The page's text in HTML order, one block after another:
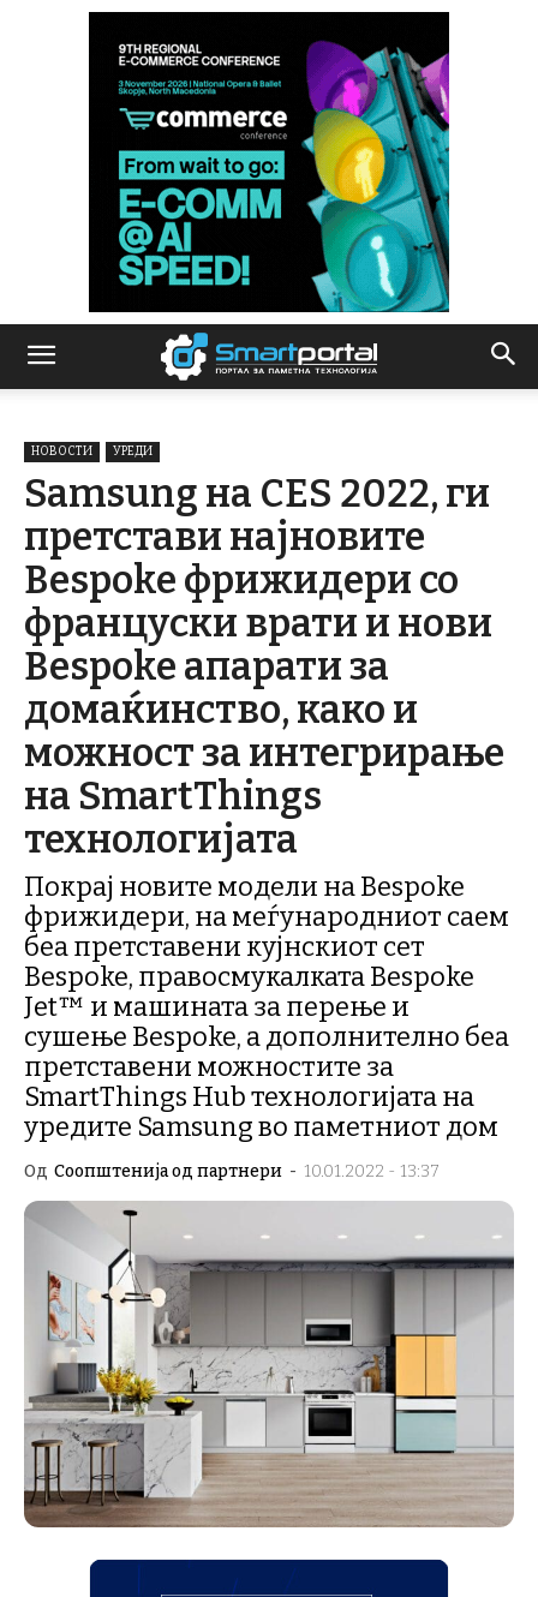
НОВОСТИ УРЕДИ
Samsung на CES 2022, ги
претстави најновите
Bespoke фрижидери со
француски врати и нови
Bespoke апарати за
домаќинство, како и
можност за интегрирање
на SmartThings
технологијата
Покрај новите модели на Bespoke
фрижидери, на меѓународниот саем
беа претставени кујнскиот сет
Bespoke, правосмукалката Bespoke
Jet™ и машината за перење и
сушење Bespoke, а дополнително беа
претставени можностите за
SmartThings Hub технологијата на
уредите Samsung во паметниот дом
Од Соопштенија од партнери - 10.01.2022 - 13:37